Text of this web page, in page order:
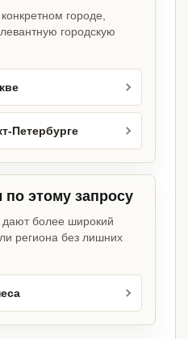
городе,
городскую
Петербурге
этому запросу
дают более широкий
региона без лишних